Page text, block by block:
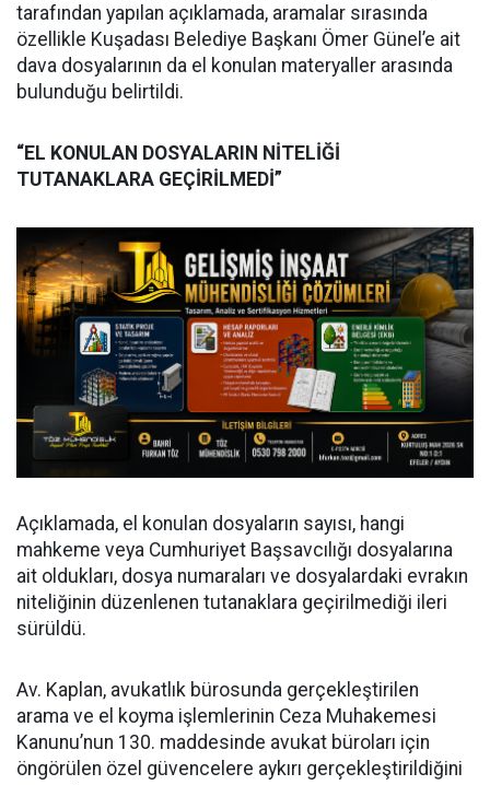
tarafından yapılan açıklamada, aramalar sırasında
özellikle Kuşadası Belediye Başkanı Ömer Günel’e ait
dava dosyalarının da el konulan materyaller arasında
bulunduğu belirtildi.
“EL KONULAN DOSYALARIN NİTELİĞİ
TUTANAKLARA GEÇİRİLMEDİ”
Açıklamada, el konulan dosyaların sayısı, hangi
mahkeme veya Cumhuriyet Başsavcılığı dosyalarına
ait oldukları, dosya numaraları ve dosyalardaki evrakın
niteliğinin düzenlenen tutanaklara geçirilmediği ileri
sürüldü.
Av. Kaplan, avukatlık bürosunda gerçekleştirilen
arama ve el koyma işlemlerinin Ceza Muhakemesi
Kanunu’nun 130. maddesinde avukat büroları için
öngörülen özel güvencelere aykırı gerçekleştirildiğini